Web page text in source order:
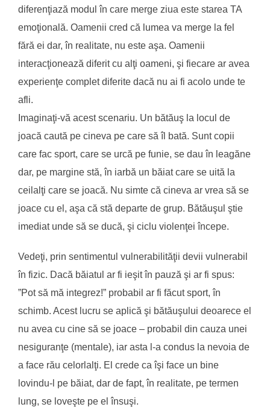
diferenţiază modul în care merge ziua este starea TA
emoţională. Oamenii cred că lumea va merge la fel
fără ei dar, în realitate, nu este aşa. Oamenii
interacţionează diferit cu alţi oameni, şi fiecare ar avea
experienţe complet diferite dacă nu ai fi acolo unde te
afli.
Imaginaţi-vă acest scenariu. Un bătăuş la locul de
joacă caută pe cineva pe care să îl bată. Sunt copii
care fac sport, care se urcă pe funie, se dau în leagăne
dar, pe margine stă, în iarbă un băiat care se uită la
ceilalţi care se joacă. Nu simte că cineva ar vrea să se
joace cu el, aşa că stă departe de grup. Bătăuşul ştie
imediat unde să se ducă, şi ciclu violenţei începe.
Vedeţi, prin sentimentul vulnerabilităţii devii vulnerabil
în fizic. Dacă băiatul ar fi ieşit în pauză şi ar fi spus:
”Pot să mă integrez!” probabil ar fi făcut sport, în
schimb. Acest lucru se aplică şi bătăuşului deoarece el
nu avea cu cine să se joace – probabil din cauza unei
nesiguranţe (mentale), iar asta l-a condus la nevoia de
a face rău celorlalţi. El crede ca îşi face un bine
lovindu-l pe băiat, dar de fapt, în realitate, pe termen
lung, se loveşte pe el însuşi.